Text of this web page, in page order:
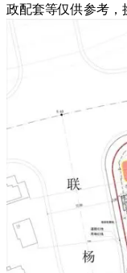
政配套等仅供参考，